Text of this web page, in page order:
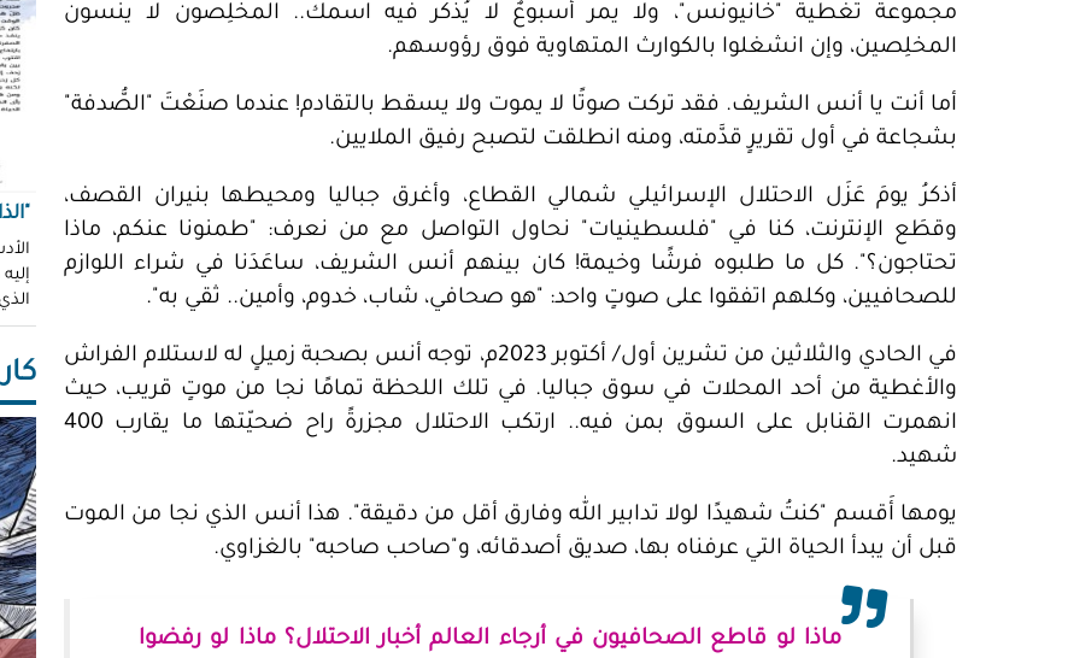
مجموعة تغطية "خانيونس"، ولا يمر أسبوعٌ لا يُذكر فيه اسمك.. المخلِصون لا ينسون
المخلِصين، وإن انشغلوا بالكوارث المتهاوية فوق رؤوسهم.
أما أنت يا أنس الشريف. فقد تركت صوتًا لا يموت ولا يسقط بالتقادم! عندما صنَعْتَ "الصُّدفة"
بشجاعة في أول تقريرٍ قدَّمته، ومنه انطلقت لتصبح رفيق الملايين.
أذكرُ يومَ عَزَل الاحتلال الإسرائيلي شمالي القطاع، وأغرق جباليا ومحيطها بنيران القصف،
وقطَع الإنترنت، كنا في "فلسطينيات" نحاول التواصل مع من نعرف: "طمنونا عنكم، ماذا
تحتاجون؟". كل ما طلبوه فرشًا وخيمة! كان بينهم أنس الشريف، ساعَدَنا في شراء اللوازم
للصحافيين، وكلهم اتفقوا على صوتٍ واحد: "هو صحافي، شاب، خدوم، وأمين.. ثقي به".
في الحادي والثلاثين من تشرين أول/ أكتوبر 2023م، توجه أنس بصحبة زميلٍ له لاستلام الفراش
والأغطية من أحد المحلات في سوق جباليا. في تلك اللحظة تمامًا نجا من موتٍ قريب، حيث
انهمرت القنابل على السوق بمن فيه.. ارتكب الاحتلال مجزرةً راح ضحيّتها ما يقارب 400
شهيد.
يومها أَقسم "كنتُ شهيدًا لولا تدابير الله وفارق أقل من دقيقة". هذا أنس الذي نجا من الموت
قبل أن يبدأ الحياة التي عرفناه بها، صديق أصدقائه، و"صاحب صاحبه" بالغزاوي.
ماذا لو قاطع الصحافيون في أرجاء العالم أخبار الاحتلال؟ ماذا لو رفضوا